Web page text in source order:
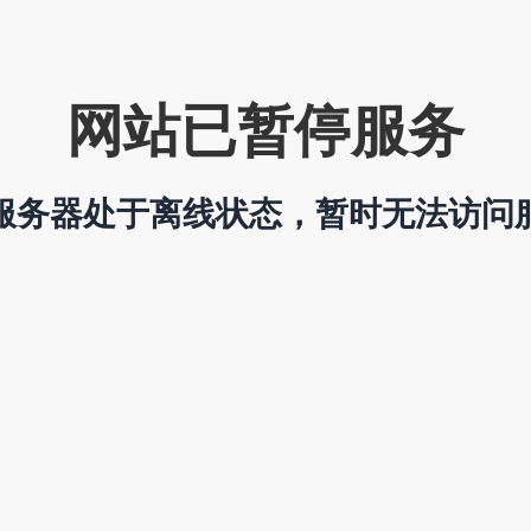
网站已暂停服务
务器处于离线状态，暂时无法访问